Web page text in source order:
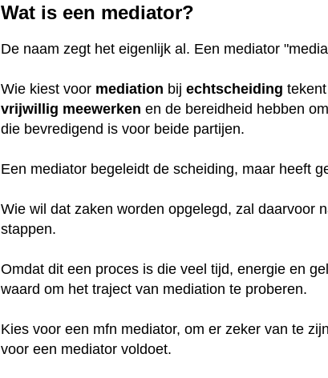
Wat is een mediator?
De naam zegt het eigenlijk al. Een mediator
Wie kiest voor mediation bijechtscheiding
vrijwillig meewerken en de bereidheid hebben
die bevredigend is voor beide partijen.
Een mediator begeleidt de scheiding, maar heeft
Wie wil dat zaken worden opgelegd, zal daarvoor
stappen.
Omdat dit een proces is die veel tijd, energie en
waard om het traject van mediation te proberen.
Kies voor een mfn mediator, om er zeker van te
voor een mediator voldoet.